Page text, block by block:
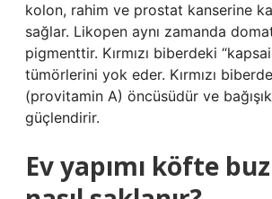
kolon, rahim ve prostat kanserine
sağlar. Likopen aynı zamanda
pigmenttir. Kırmızı biberdeki
tümörlerini yok eder. Kırmızı
(provitamin A) öncüsüdür ve
güçlendirir.
Ev yapımı köfte